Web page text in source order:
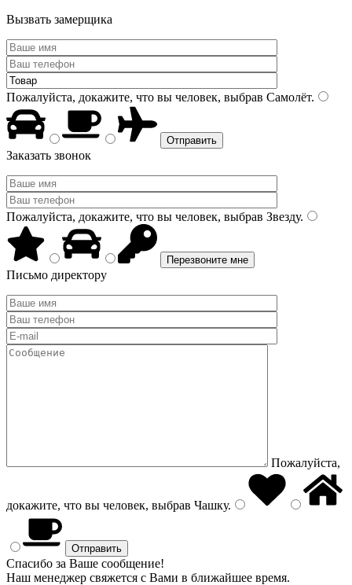
Вызвать замерщика
Пожалуйста, докажите, что вы человек, выбрав Самолёт.
Заказать звонок
Пожалуйста, докажите, что вы человек, выбрав Звезду.
Письмо директору
Пожалуйста,
докажите, что вы человек, выбрав Чашку.
Спасибо за Ваше сообщение!
Наш менеджер свяжется с Вами в ближайшее время.